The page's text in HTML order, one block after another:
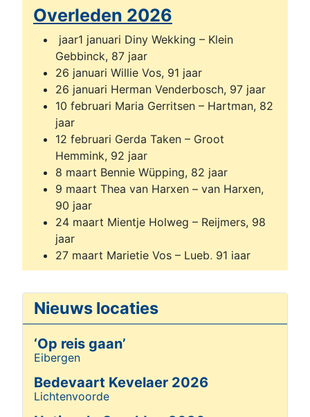
Overleden 2026
jaar1 januari Diny Wekking – Klein
Gebbinck, 87 jaar
26 januari Willie Vos, 91 jaar
26 januari Herman Venderbosch, 97 jaar
10 februari Maria Gerritsen – Hartman, 82
jaar
12 februari Gerda Taken – Groot
Hemmink, 92 jaar
8 maart Bennie Wüpping, 82 jaar
9 maart Thea van Harxen – van Harxen,
90 jaar
24 maart Mientje Holweg – Reijmers, 98
jaar
27 maart Marietje Vos – Lueb, 91 jaar
21 april Gerard Jacobs, 81 jaar
24 april Agnes Gregoor – Eijkelkamp, 85
jaar
17 mei Hermien te Plate – Baumann, 90
jaar
5 juli Joop Heutinck, 90 jaar
7 juli Frans Hund, 94 jaar
Nieuws locaties
‘Op reis gaan’
Details
Eibergen
Bedevaart Kevelaer 2026
Details
Lichtenvoorde